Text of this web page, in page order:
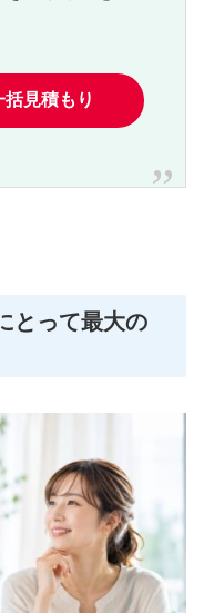
括見積もり
とって最大の